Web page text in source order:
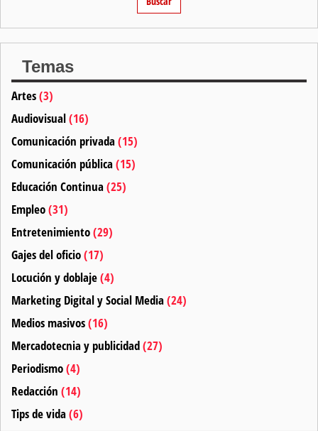
Temas
Artes(3)
Audiovisual(16)
Comunicación privada(15)
Comunicación pública(15)
Educación Continua(25)
Empleo(31)
Entretenimiento(29)
Gajes del oficio(17)
Locución y doblaje(4)
Marketing Digital y Social Media(24)
Medios masivos(16)
Mercadotecnia y publicidad(27)
Periodismo(4)
Redacción (14)
Tips de vida(6)